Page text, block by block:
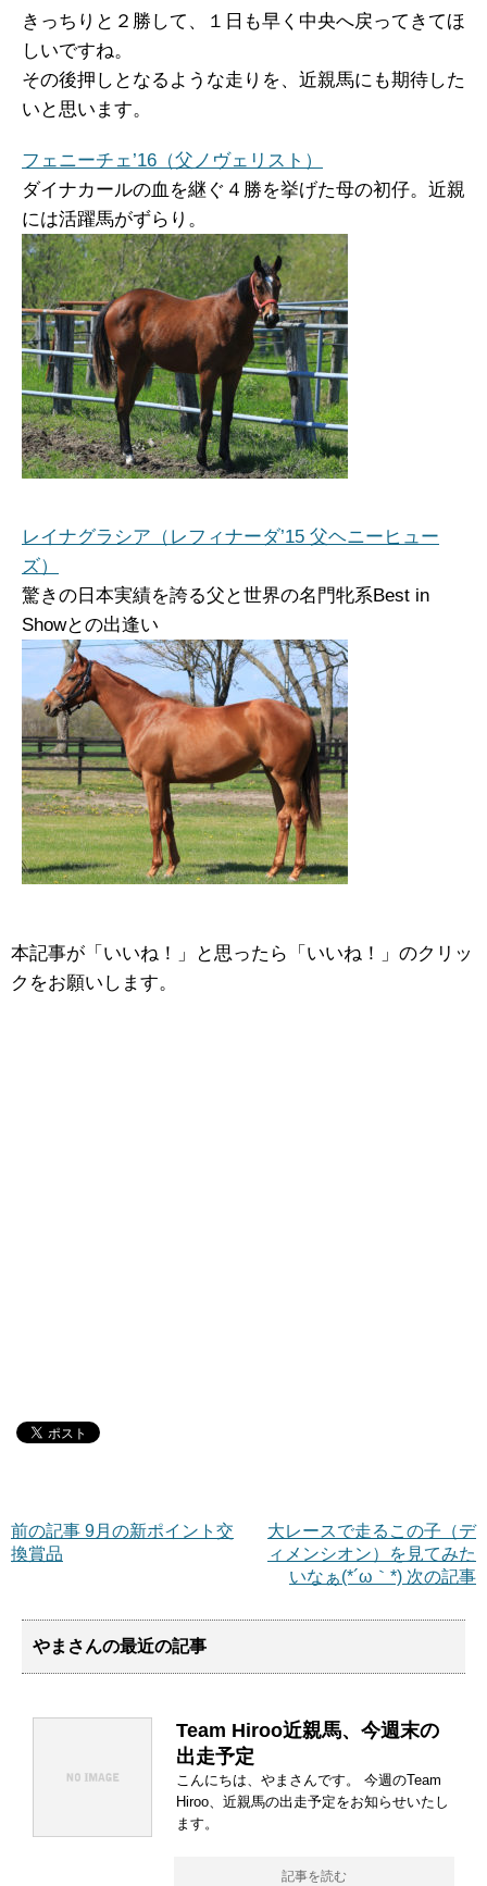
きっちりと２勝して、１日も早く中央へ戻ってきてほ
しいですね。
その後押しとなるような走りを、近親馬にも期待した
いと思います。
フェニーチェ’16（父ノヴェリスト）
ダイナカールの血を継ぐ４勝を挙げた母の初仔。近親
には活躍馬がずらり。
レイナグラシア（レフィナーダ’15 父ヘニーヒュー
ズ）
驚きの日本実績を誇る父と世界の名門牝系Best in
Showとの出逢い
本記事が「いいね！」と思ったら「いいね！」のクリッ
クをお願いします。
大レースで走るこの子（デ
ィメンシオン）を見てみた
いなぁ(*´ω｀*) 次の記事
前の記事 9月の新ポイント交
換賞品
やまさんの最近の記事
Team Hiroo近親馬、今週末の
出走予定
こんにちは、やまさんです。 今週のTeam
Hiroo、近親馬の出走予定をお知らせいたし
ます。
記事を読む